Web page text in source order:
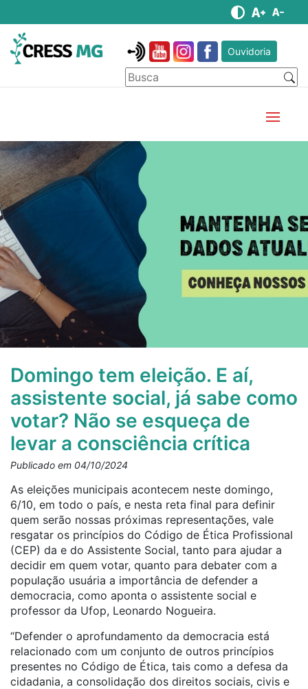
Ouvidoria
Domingo tem eleição. E aí,
assistente social, já sabe como
votar? Não se esqueça de
levar a consciência crítica
Publicado em 04/10/2024
As eleições municipais acontecem neste domingo,
6/10, em todo o país, e nesta reta final para definir
quem serão nossas próximas representações, vale
resgatar os princípios do Código de Ética Profissional
(CEP) da e do Assistente Social, tanto para ajudar a
decidir em quem votar, quanto para debater com a
população usuária a importância de defender a
democracia, como aponta o assistente social e
professor da Ufop, Leonardo Nogueira.
“Defender o aprofundamento da democracia está
relacionado com um conjunto de outros princípios
presentes no Código de Ética, tais como a defesa da
cidadania, a consolidação dos direitos sociais, civis e